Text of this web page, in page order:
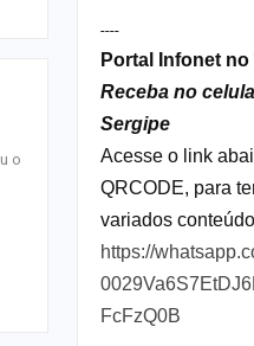
o
----
Portal Infonet
Receba no
Sergipe
Acesse o link
QRCODE, para
variados
https://
FcFzQ0B